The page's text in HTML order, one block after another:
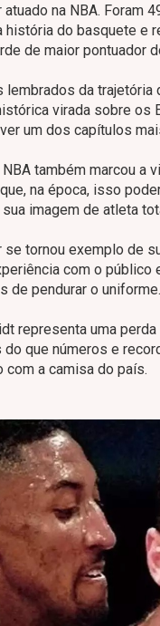
na NBA. Foram
história do basquete e
de maior pontuador
da trajetória
virada sobre os
um dos capítulos
também marcou
na época, isso
imagem de atleta
se tornou exemplo de
com o
de pendurar o uniforme.
representa uma
que números e
a camisa do país.